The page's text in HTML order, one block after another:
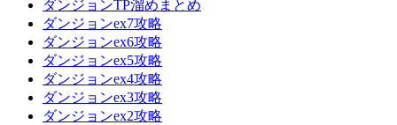
ダンジョンTP溜めまとめ
ダンジョンex7攻略
ダンジョンex6攻略
ダンジョンex5攻略
ダンジョンex4攻略
ダンジョンex3攻略
ダンジョンex2攻略